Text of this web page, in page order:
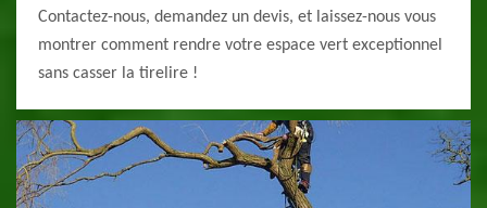
Contactez-nous, demandez un devis, et laissez-nous vous
montrer comment rendre votre espace vert exceptionnel
sans casser la tirelire !